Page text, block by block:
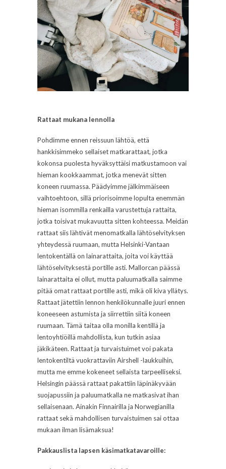
Rattaat mukana lennolla
Pohdimme ennen reissuun lähtöä, että
hankkisimmeko sellaiset matkarattaat, jotka
kokonsa puolesta hyväksyttäisi matkustamoon vai
hieman kookkaammat, jotka menevät sitten
koneen ruumassa. Päädyimme jälkimmäiseen
vaihtoehtoon, sillä priorisoimme lopulta enemmän
hieman isommilla renkailla varustettuja rattaita,
jotka toisivat mukavuutta sitten kohteessa. Meidän
rattaat siis lähtivät menomatkalla lähtöselvityksen
yhteydessä ruumaan, mutta Helsinki-Vantaan
lentokentällä on lainarattaita, joita voi käyttää
lähtöselvityksestä portille asti. Mallorcan päässä
lainarattaita ei ollut, mutta paluumatkalla saimme
pitää omat rattaat portille asti, mikä oli kiva yllätys.
Rattaat jätettiin lennon henkilökunnalle juuri ennen
koneeseen astumista ja siirrettiin siitä koneen
ruumaan. Tämä taitaa olla monilla kentillä ja
lentoyhtiöillä mahdollista, kun tutkin asiaa
jäkikäteen. Rattaat ja turvaistuimet voi pakata
lentokentiltä vuokrattaviin Airshell -laukkuihin,
mutta me emme kokeneet sellaista tarpeelliseksi.
Helsingin päässä rattaat pakattiin läpinäkyvään
suojapussiin ja paluumatkalla ne matkasivat ihan
sellaisenaan. Ainakin Finnairilla ja Norwegianilla
rattaat sekä mahdollisen turvaistuimen sai ottaa
mukaan ilman lisämaksua!
Pakkauslista lapsen käsimatkatavaroille: